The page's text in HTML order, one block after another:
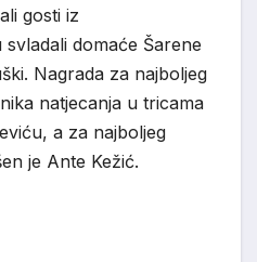
gosti iz
domaće Šarene
Nagrada za najboljeg
natjecanja u tricama
a za najboljeg
je Ante Kežić.